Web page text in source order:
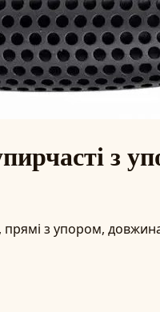
з
прямі з упором,